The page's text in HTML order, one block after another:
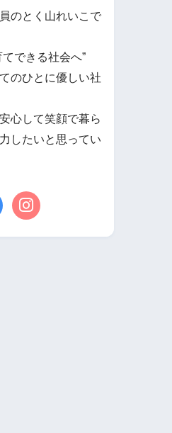
のとく山れいこで
できる社会へ”
のひとに優しい社
心して笑顔で暮ら
したいと思ってい